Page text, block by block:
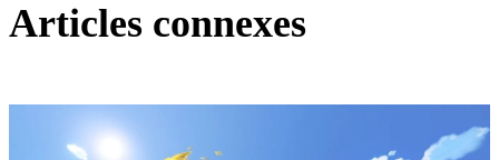
Articles connexes